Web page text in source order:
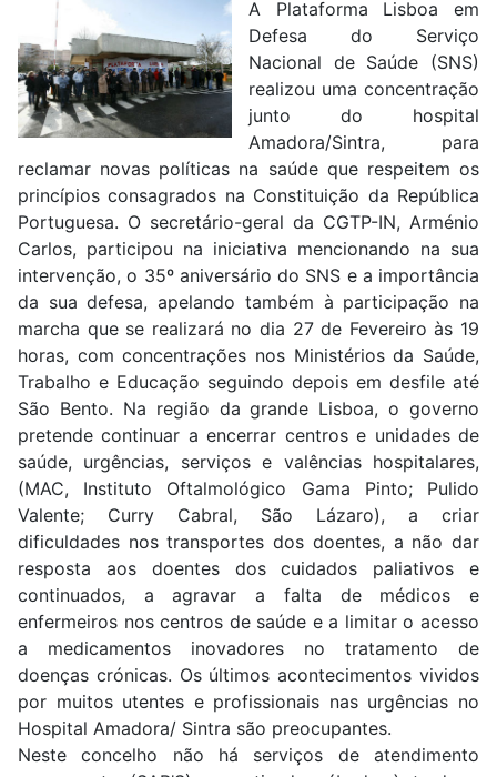
A Plataforma Lisboa em
Defesa do Serviço
Nacional de Saúde (SNS)
realizou uma concentração
junto do hospital
Amadora/Sintra, para
reclamar novas políticas na saúde que respeitem os
princípios consagrados na Constituição da República
Portuguesa. O secretário-geral da CGTP-IN, Arménio
Carlos, participou na iniciativa mencionando na sua
intervenção, o 35º aniversário do SNS e a importância
da sua defesa, apelando também à participação na
marcha que se realizará no dia 27 de Fevereiro às 19
horas, com concentrações nos Ministérios da Saúde,
Trabalho e Educação seguindo depois em desfile até
São Bento. Na região da grande Lisboa, o governo
pretende continuar a encerrar centros e unidades de
saúde, urgências, serviços e valências hospitalares,
(MAC, Instituto Oftalmológico Gama Pinto; Pulido
Valente; Curry Cabral, São Lázaro), a criar
dificuldades nos transportes dos doentes, a não dar
resposta aos doentes dos cuidados paliativos e
continuados, a agravar a falta de médicos e
enfermeiros nos centros de saúde e a limitar o acesso
a medicamentos inovadores no tratamento de
doenças crónicas. Os últimos acontecimentos vividos
por muitos utentes e profissionais nas urgências no
Hospital Amadora/ Sintra são preocupantes.
Neste concelho não há serviços de atendimento